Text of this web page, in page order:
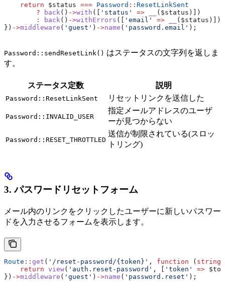
    return
$status === Password :: ResetLinkSent
        ?
back () ->with ([ 'status' => ( $status )])
        :
back () ->withErrors ([ 'email' => ( $status )]);
}) ->middleware ( 'guest' ) ->name ( 'password.email' );
Password::sendResetLink() はステータスの文字列を返しま
す。
ステータス定数 説明
Password::ResetLinkSent リセットリンクを送信した
Password::INVALID_USER
指定メールアドレスのユーザ
ーが見つからない
Password::RESET_THROTTLED
送信が制限されている(スロッ
トリング)
3. パスワードリセットフォーム
メール内のリンクをクリックしたユーザーに新しいパスワー
ドを入力させるフォームを表示します。
Route :: get ( '/reset-password/{token}' , function ( string
    return
view( 'auth.reset-password' , [ 'token' =>
}) ->middleware ( 'guest' ) ->name ( 'password.reset' );